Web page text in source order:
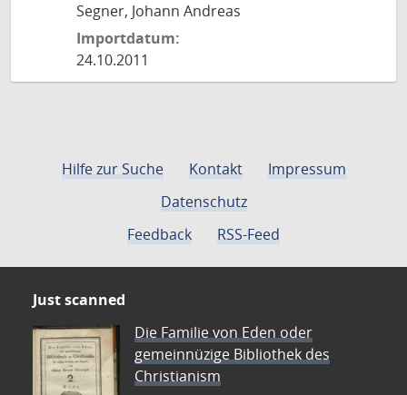
Segner, Johann Andreas
Importdatum:
24.10.2011
Hilfe zur Suche Kontakt
Impressum
Datenschutz
Feedback
RSS-Feed
Just scanned
Die Familie von Eden oder
gemeinnüzige Bibliothek des
Christianism